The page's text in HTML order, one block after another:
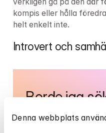
Denna webbplats
kompis eller hålla
helt enkelt inte.
Introvert och
Borde jag
psykolog?